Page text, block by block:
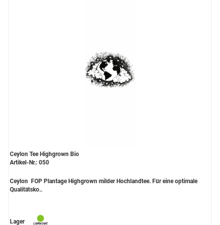
Ceylon Tee Highgrown Bio
Artikel-Nr.: 050
Ceylon FOP Plantage Highgrown milder Hochlandtee. Für eine optimale
Qualitätsko..
Lager